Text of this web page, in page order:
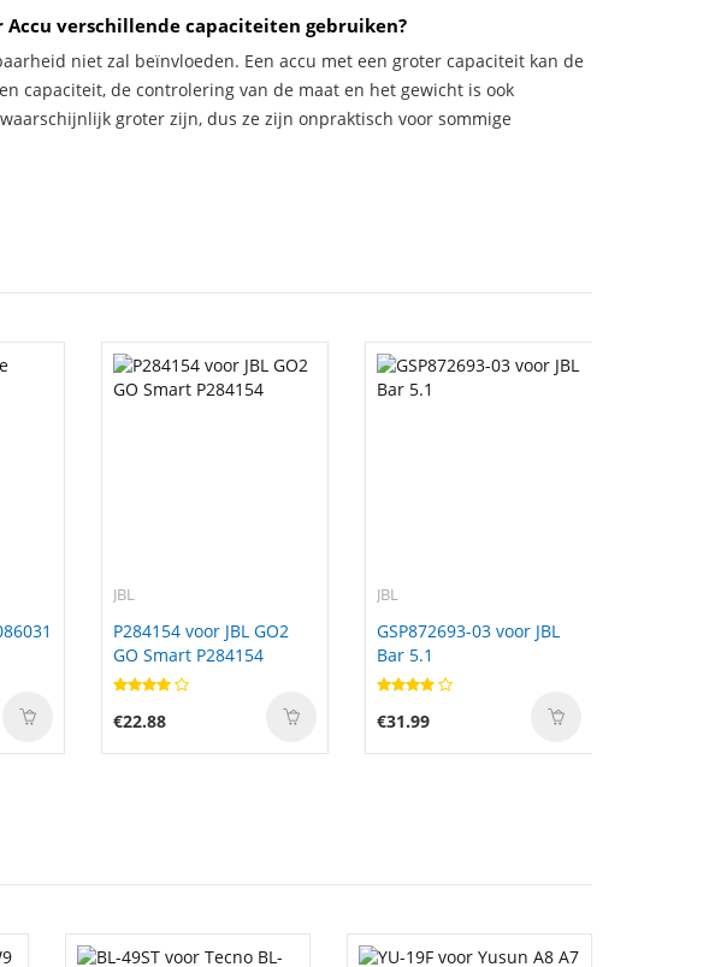
Accu verschillende capaciteiten gebruiken?
niet zal beïnvloeden. Een accu met een groter capaciteit kan de
capaciteit, de controlering van de maat en het gewicht is ook
groter zijn, dus ze zijn onpraktisch voor sommige
JBL
P284154 voor JBL GO2
GO Smart P284154
€22.88
JBL
GSP872693-03 voor JBL
Bar 5.1
€31.99